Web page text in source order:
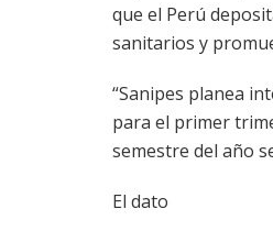
que el Perú
sanitarios y
“Sanipes planea
para el primer
semestre del año
El dato